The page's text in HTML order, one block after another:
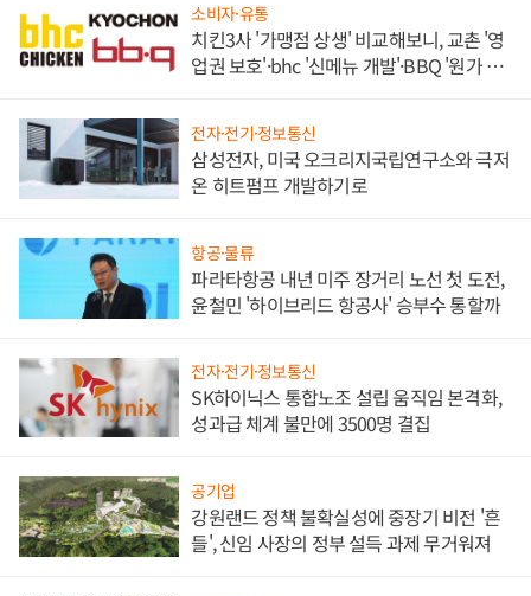
소비자·유통
치킨3사 '가맹점 상생' 비교해보니, 교촌 '영
업권 보호'·bhc '신메뉴 개발'·BBQ '원가 부
전자·전기·정보통신
삼성전자, 미국 오크리지국립연구소와 극저
온 히트펌프 개발하기로
항공·물류
파라타항공 내년 미주 장거리 노선 첫 도전,
윤철민 '하이브리드 항공사' 승부수 통할까
전자·전기·정보통신
SK하이닉스 통합노조 설립 움직임 본격화,
성과급 체계 불만에 3500명 결집
공기업
강원랜드 정책 불확실성에 중장기 비전 '흔
들', 신임 사장의 정부 설득 과제 무거워져